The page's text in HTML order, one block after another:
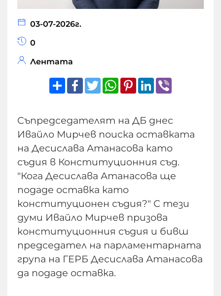
03-07-2026г.
0
Лентата
ShareFacebook
TwitterWhatsApp
Pinterest
LinkedIn
Съпредседателят на ДБ днес
Ивайло Мирчев поиска оставката
на Десислава Атанасова като
съдия в Конституционния съд.
"Кога Десислава Атанасова ще
подаде оставка като
конституционен съдия?" С тези
думи Ивайло Мирчев призова
конституционния съдия и бивш
председател на парламентарната
група на ГЕРБ Десислава Атанасова
да подаде оставка.